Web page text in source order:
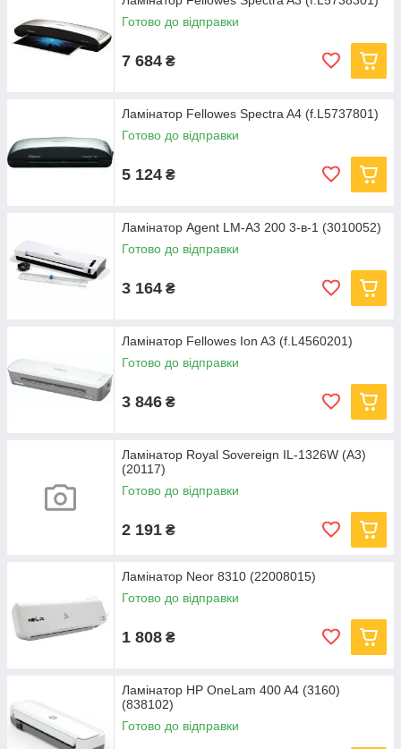
Готово до відправки
7 684 ₴
Ламінатор Fellowes Spectra A4 (f.L5737801)
Готово до відправки
5 124 ₴
Ламінатор Agent LM-A3 200 3-в-1 (3010052)
Готово до відправки
3 164 ₴
Ламінатор Fellowes Ion A3 (f.L4560201)
Готово до відправки
3 846 ₴
Ламінатор Royal Sovereign IL-1326W (А3)
(20117)
Готово до відправки
2 191 ₴
Ламінатор Neor 8310 (22008015)
Готово до відправки
1 808 ₴
Ламінатор HP OneLam 400 A4 (3160)
(838102)
Готово до відправки